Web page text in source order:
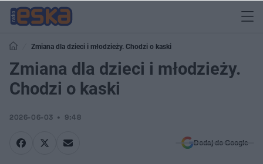
Zmiana dla dzieci i młodzieży. Chodzi o kaski
Zmiana dla dzieci i młodzieży.
Chodzi o kaski
2026-06-03 9:48
Dodaj do Google